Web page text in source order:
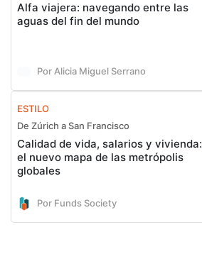
Alfa viajera: navegando entre las
aguas del fin del mundo
Por Alicia Miguel Serrano
ESTILO
De Zúrich a San Francisco
Calidad de vida, salarios y vivienda:
el nuevo mapa de las metrópolis
globales
Por Funds Society